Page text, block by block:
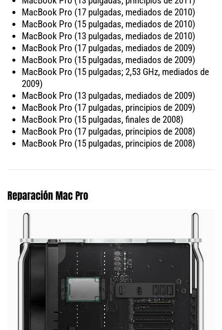
MacBook Pro (17 pulgadas, mediados de 2010)
MacBook Pro (15 pulgadas, mediados de 2010)
MacBook Pro (13 pulgadas, mediados de 2010)
MacBook Pro (17 pulgadas, mediados de 2009)
MacBook Pro (15 pulgadas, mediados de 2009)
MacBook Pro (15 pulgadas; 2,53 GHz, mediados de
2009)
MacBook Pro (13 pulgadas, mediados de 2009)
MacBook Pro (17 pulgadas, principios de 2009)
MacBook Pro (15 pulgadas, finales de 2008)
MacBook Pro (17 pulgadas, principios de 2008)
MacBook Pro (15 pulgadas, principios de 2008)
Reparación Mac Pro